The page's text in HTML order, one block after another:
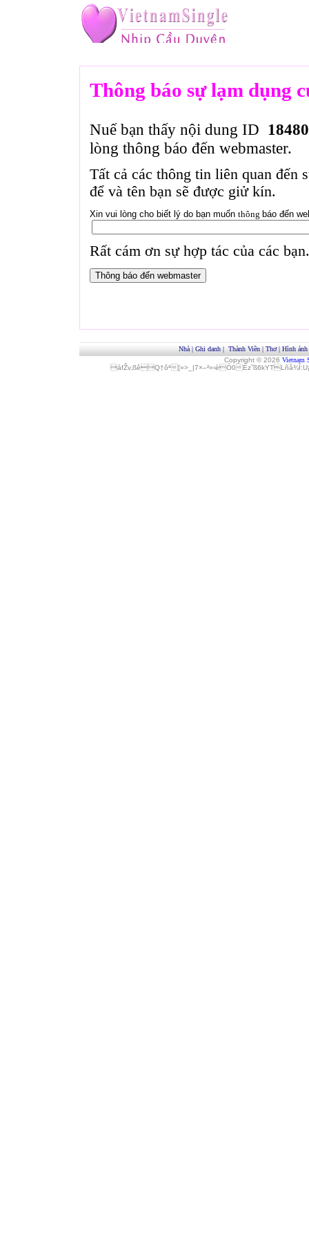
Thông báo sự lạm dụng
Nuế bạn thấy nội dung ID
lòng thông báo đến webmaster.
Tất cả các thông tin liên quan đến
để và tên bạn sẽ được giử kín.
Xin vui lòng cho biết lý do bạn muốn thông báo đến
Rất cám ơn sự hợp tác của các bạn.
Nhà | Ghi danh | Thành Viên | Thơ| Hình ảnh
Copyright © 2026 Vietnam
áfŽv‚ßêQ†ôª[»>_|7×–²»‹èÓ0